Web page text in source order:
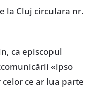
la Cluj circulara nr.
ca episcopul
«ipso
ce ar lua parte